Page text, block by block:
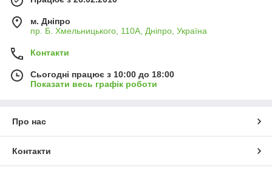
м. Дніпро
пр. Б. Хмельницького, 110А, Дніпро, Україна
Контакти
Сьогодні працює з 10:00 до 18:00
Показати весь графік роботи
Про нас
Контакти